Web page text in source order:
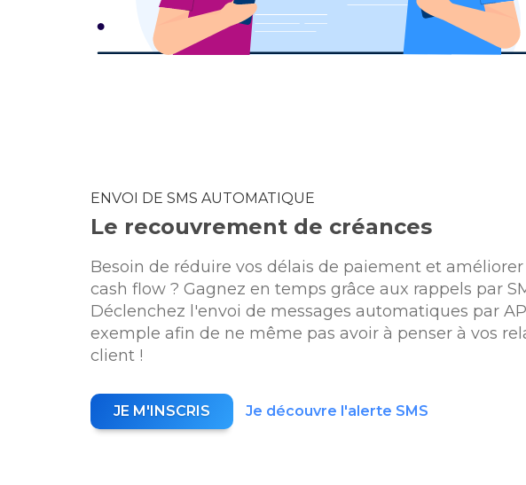
ENVOI DE SMS AUTOMATIQUE
Le recouvrement de créances
Besoin de réduire vos délais de paiement et
cash flow ? Gagnez en temps grâce aux rappels par
Déclenchez l'envoi de messages automatiques par
exemple afin de ne même pas avoir à penser à vos
client !
JE M'INSCRIS Je découvre l'alerte SMS